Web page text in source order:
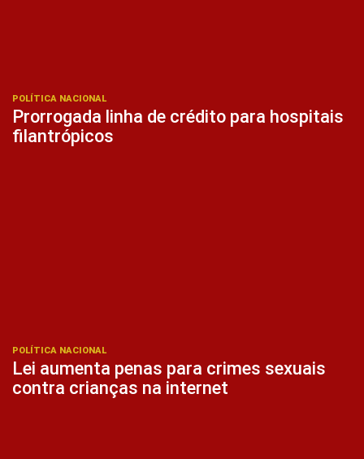
POLÍTICA NACIONAL
Prorrogada linha de crédito para hospitais
filantrópicos
POLÍTICA NACIONAL
Lei aumenta penas para crimes sexuais
contra crianças na internet